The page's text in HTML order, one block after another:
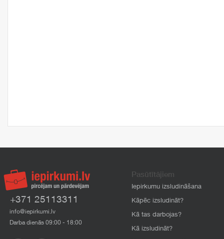
+371 25113311
info@iepirkumi.lv
Darba dienās 09:00 - 18:00
Pasūtītājiem
Iepirkumu izsludināšana
Kāpēc izsludināt?
Kā tas darbojas?
Kā izsludināt?